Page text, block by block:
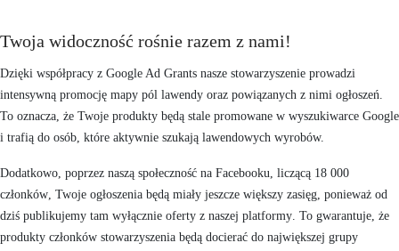
Twoja widoczność rośnie razem z nami!
Dzięki współpracy z Google Ad Grants nasze stowarzyszenie prowadzi
intensywną promocję mapy pól lawendy oraz powiązanych z nimi ogłoszeń.
To oznacza, że Twoje produkty będą stale promowane w wyszukiwarce Google
i trafią do osób, które aktywnie szukają lawendowych wyrobów.
Dodatkowo, poprzez naszą społeczność na Facebooku, liczącą 18 000
członków, Twoje ogłoszenia będą miały jeszcze większy zasięg, ponieważ od
dziś publikujemy tam wyłącznie oferty z naszej platformy. To gwarantuje, że
produkty członków stowarzyszenia będą docierać do największej grupy